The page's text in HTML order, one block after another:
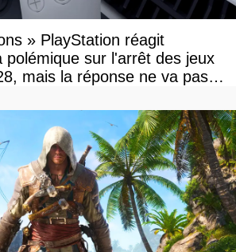
» PlayStation réagit
polémique sur l'arrêt des jeux
mais la réponse ne va pas